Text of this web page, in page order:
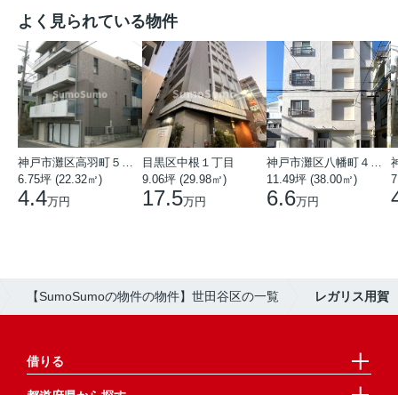
よく見られている物件
6.75坪 (22.32㎡)
4.4万円
目黒区中根１丁目
9.06坪 (29.98㎡)
17.5万円
11.49坪 (38.00㎡)
6.6万円
【SumoSumoの物件の物件】世田谷区の一覧 レガリス用賀
借りる